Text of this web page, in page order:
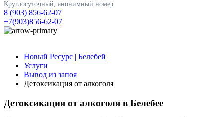
Круглосуточный, анонимный номер
8 (903) 856-62-07
+7(903)856-62-07
Новый Ресурс | Белебей
Услуги
Вывод из запоя
Детоксикация от алкоголя
Детоксикация от алкоголя в Белебее